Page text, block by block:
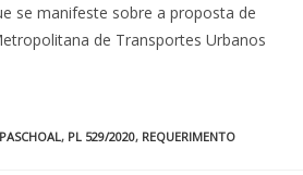
se manifeste sobre a proposta de
de Transportes Urbanos
, PL 529/2020, REQUERIMENTO